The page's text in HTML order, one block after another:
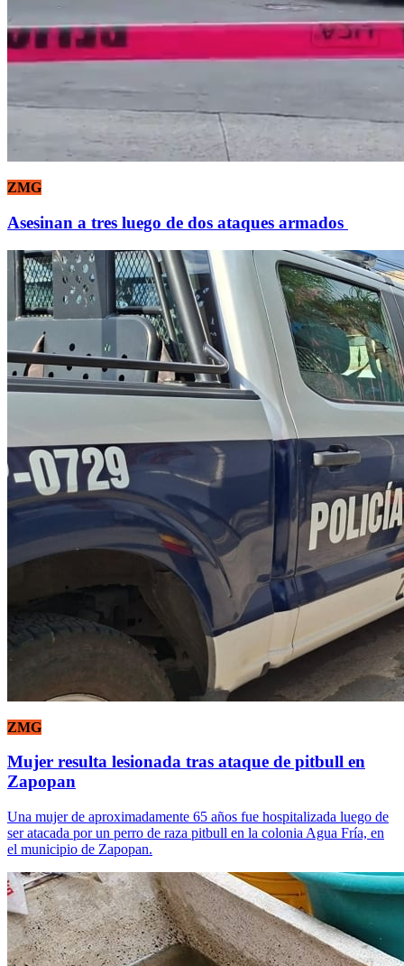
ZMG
Asesinan a tres luego de dos ataques armados
ZMG
Mujer resulta lesionada tras ataque de pitbull en
Zapopan
Una mujer de aproximadamente 65 años fue hospitalizada luego de
ser atacada por un perro de raza pitbull en la colonia Agua Fría, en
el municipio de Zapopan.